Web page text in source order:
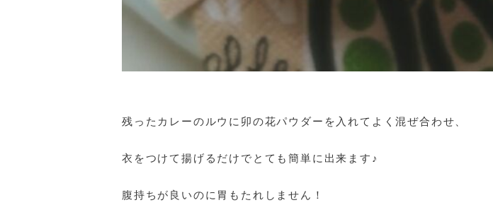
残ったカレーのルウに卯の花パウダーを入れてよく混ぜ合わせ、
衣をつけて揚げるだけでとても簡単に出来ます♪
腹持ちが良いのに胃もたれしません！